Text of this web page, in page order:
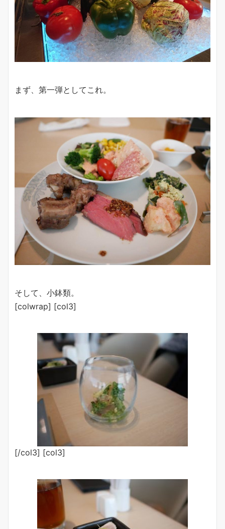
まず、第一弾としてこれ。
そして、小鉢類。
[colwrap] [col3]
[/col3] [col3]